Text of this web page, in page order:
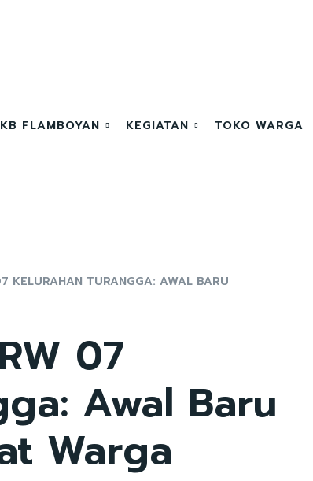
FLAMBOYAN KEGIATAN TOKO WARGA
KELURAHAN TURANGGA: AWAL BARU
07
Awal Baru
Warga